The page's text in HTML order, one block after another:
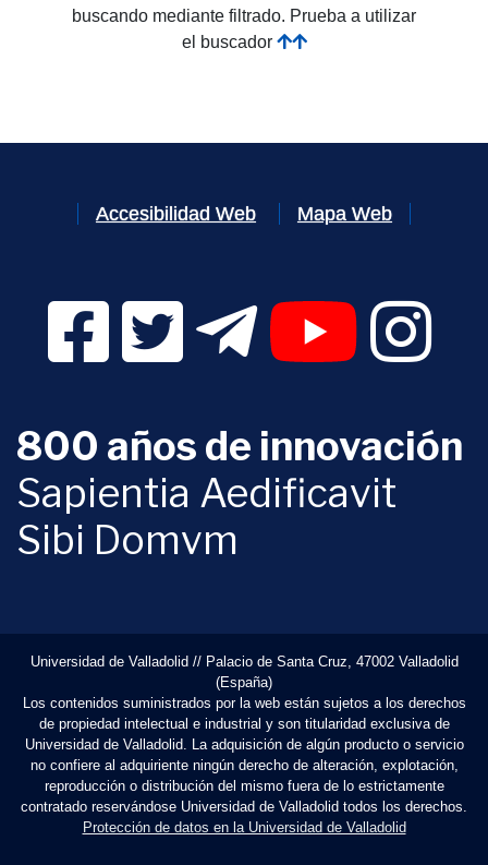
buscando mediante filtrado. Prueba a utilizar
el buscador
Accesibilidad Web Mapa Web
Facebook Digital UVa (se abrirá en una nueva
Twitter Digital UVa (se abrirá en una
Telegram Digital UVa (se
YouTube Digital
800 años de innovación
Sapientia Aedificavit
Sibi Domvm
Universidad de Valladolid // Palacio de Santa Cruz, 47002 Valladolid
(España)
Los contenidos suministrados por la web están sujetos a los derechos
de propiedad intelectual e industrial y son titularidad exclusiva de
Universidad de Valladolid. La adquisición de algún producto o servicio
no confiere al adquiriente ningún derecho de alteración, explotación,
reproducción o distribución del mismo fuera de lo estrictamente
contratado reservándose Universidad de Valladolid todos los derechos.
Protección de datos en la Universidad de Valladolid